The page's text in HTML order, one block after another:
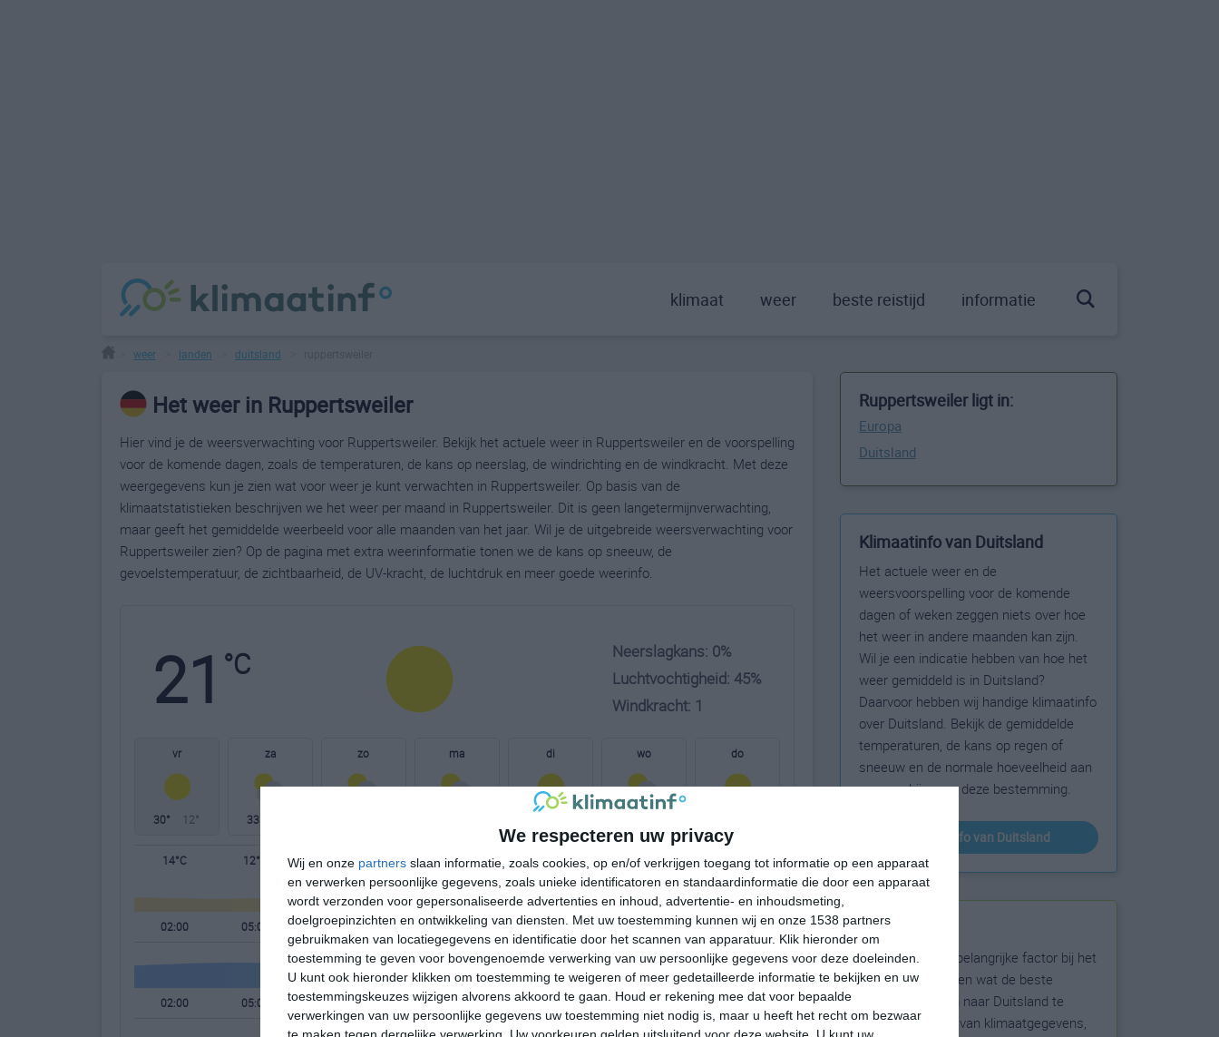
We respecteren uw privacy
Wij en onze partners slaan informatie, zoals cookies, op en/of verkrijgen toegang tot informatie op een apparaat
en verwerken persoonlijke gegevens, zoals unieke identificatoren en standaardinformatie die door een apparaat
wordt verzonden voor gepersonaliseerde advertenties en inhoud, advertentie- en inhoudsmeting,
doelgroepinzichten en ontwikkeling van diensten.
Met uw toestemming kunnen wij en onze 1538 partners
gebruikmaken van locatiegegevens en identificatie door het scannen van apparatuur. Klik hieronder om
toestemming te geven voor bovengenoemde verwerking van uw persoonlijke gegevens voor deze doeleinden.
U kunt ook hieronder klikken om toestemming te weigeren of meer gedetailleerde informatie te bekijken en uw
toestemmingskeuzes wijzigen alvorens akkoord te gaan.
Houd er rekening mee dat voor bepaalde
verwerkingen van uw persoonlijke gegevens uw toestemming niet nodig is, maar u heeft het recht om bezwaar
klimaat weer beste reistijd informatie
weer landen duitsland
Het weer in Ruppertsweiler
Hier vind je de weersverwachting voor Ruppertsweiler. Bekijk het actuele weer in Ruppertsweiler en de voorspelling
voor de komende dagen, zoals de temperaturen, de kans op neerslag, de windrichting en de windkracht. Met deze
weergegevens kun je zien wat voor weer je kunt verwachten in Ruppertsweiler. Op basis van de
klimaatstatistieken beschrijven we het weer per maand in Ruppertsweiler. Dit is geen langetermijnverwachting,
maar geeft het gemiddelde weerbeeld voor alle maanden van het jaar. Wil je de uitgebreide weersverwachting voor
Ruppertsweiler zien? Op de pagina met extra weerinformatie tonen we de kans op sneeuw, de
gevoelstemperatuur, de zichtbaarheid, de UV-kracht, de luchtdruk en meer goede weerinfo.
21 °C
Neerslagkans: 0%
Luchtvochtigheid: 45%
Windkracht: 1
vr
30° 12°
za
33°
zo ma di wo do
14°C 12°C 16°C 23°C 28°C 30°C 27°C 21°C
02:00 05:00 08:00 11:00 14:00 17:00 20:00 23:00
02:00 05:00 08:00 11:00 14:00 17:00 20:00 23:00
Ruppertsweiler ligt in:
Europa
Duitsland
Klimaatinfo van Duitsland
Het actuele weer en de
weersvoorspelling voor de komende
dagen of weken zeggen niets over hoe
het weer in andere maanden kan zijn.
Wil je een indicatie hebben van hoe het
weer gemiddeld is in Duitsland?
Daarvoor hebben wij handige klimaatinfo
over Duitsland. Bekijk de gemiddelde
temperaturen, de kans op regen of
sneeuw en de normale hoeveelheid aan
zonneschijn voor deze bestemming.
klimaatinfo van Duitsland
Beste reistijd
Het weer is een belangrijke factor bij het
reizen. Wil je weten wat de beste
maanden zijn om naar Duitsland te
reizen? Op basis van klimaatgegevens,